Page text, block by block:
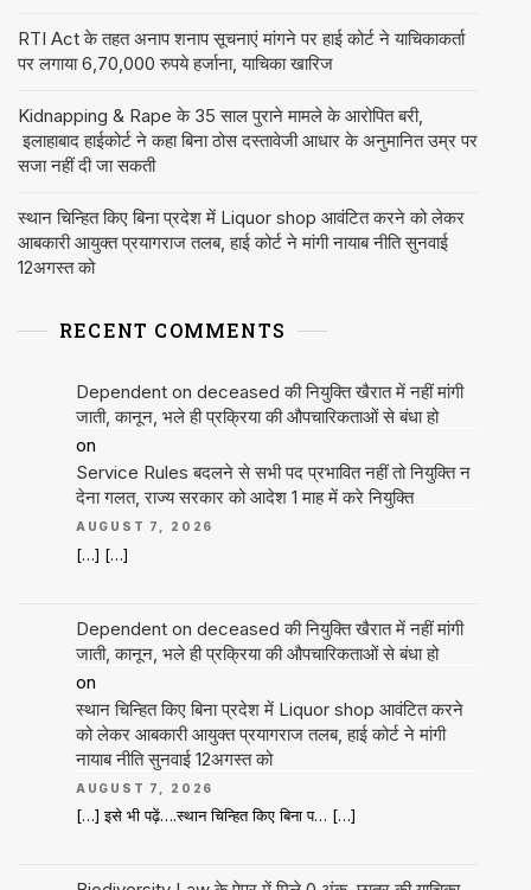
RTI Act के तहत अनाप शनाप सूचनाएं मांगने पर हाई कोर्ट ने याचिकाकर्ता
पर लगाया 6,70,000 रुपये हर्जाना, याचिका खारिज
Kidnapping & Rape के 35 साल पुराने मामले के आरोपित बरी,
इलाहाबाद हाईकोर्ट ने कहा बिना ठोस दस्तावेजी आधार के अनुमानित उम्र पर
सजा नहीं दी जा सकती
स्थान चिन्हित किए बिना प्रदेश में Liquor shop आवंटित करने को लेकर
आबकारी आयुक्त प्रयागराज तलब, हाई कोर्ट ने मांगी नायाब नीति सुनवाई
12अगस्त को
RECENT COMMENTS
Dependent on deceased की नियुक्ति खैरात में नहीं मांगी
जाती, कानून, भले ही प्रक्रिया की औपचारिकताओं से बंधा हो
on
Service Rules बदलने से सभी पद प्रभावित नहीं तो नियुक्ति न
देना गलत, राज्य सरकार को आदेश 1 माह में करे नियुक्ति
AUGUST 7, 2026
[…] […]
Dependent on deceased की नियुक्ति खैरात में नहीं मांगी
जाती, कानून, भले ही प्रक्रिया की औपचारिकताओं से बंधा हो
on
स्थान चिन्हित किए बिना प्रदेश में Liquor shop आवंटित करने
को लेकर आबकारी आयुक्त प्रयागराज तलब, हाई कोर्ट ने मांगी
नायाब नीति सुनवाई 12अगस्त को
AUGUST 7, 2026
[…] इसे भी पढ़ें….स्थान चिन्हित किए बिना प… […]